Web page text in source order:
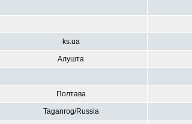
ks.ua
Алушта
Полтава
Taganrog/Russia